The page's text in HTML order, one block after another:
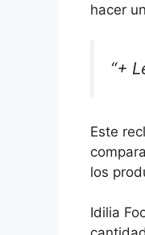
hacer
“+
Este
los
Idilia